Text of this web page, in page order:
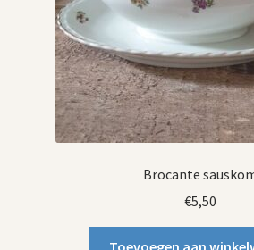
Brocante
€5,50